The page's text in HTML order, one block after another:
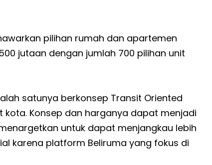
pilihan rumah dan apartemen
jutaan dengan jumlah 700 pilihan unit
satunya berkonsep Transit Oriented
Konsep dan harganya dapat menjadi
untuk dapat menjangkau lebih
karena platform Beliruma yang fokus di